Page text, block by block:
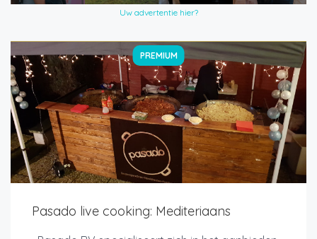
Uw advertentie hier?
PREMIUM
Pasado live cooking: Mediteriaans